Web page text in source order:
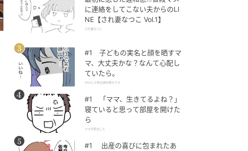
に連絡をしてこない夫からのLI
NE【され妻なつこ Vol.1】
され妻なつこ
#1 子どもの実名と顔を晒すマ
マ、大丈夫かな？なんて心配し
ていたら。
SNSに子供の顔を晒すママ
#1 「ママ、生きてるよね？」
寝ていると思って部屋を開けた
ら
ママが家出した
#1 出産の喜びに包まれたあ